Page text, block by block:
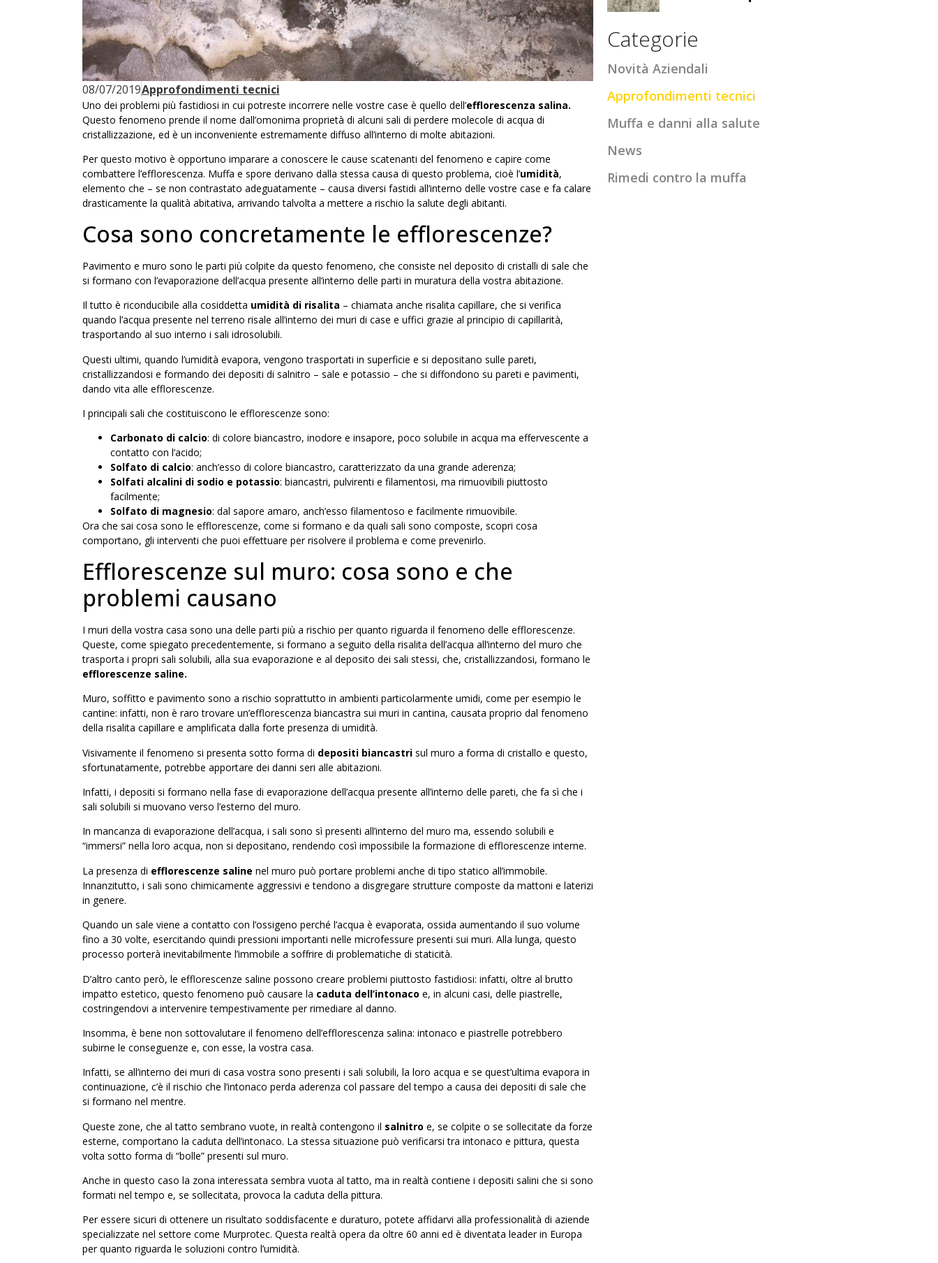
08/07/2019Approfondimenti tecnici
Uno dei problemi più fastidiosi in cui potreste incorrere nelle vostre case è quello dell’efflorescenza salina.
Questo fenomeno prende il nome dall’omonima proprietà di alcuni sali di perdere molecole di acqua di
cristallizzazione, ed è un inconveniente estremamente diffuso all’interno di molte abitazioni.
Per questo motivo è opportuno imparare a conoscere le cause scatenanti del fenomeno e capire come
combattere l’efflorescenza. Muffa e spore derivano dalla stessa causa di questo problema, cioè l’umidità,
elemento che – se non contrastato adeguatamente – causa diversi fastidi all’interno delle vostre case e fa calare
drasticamente la qualità abitativa, arrivando talvolta a mettere a rischio la salute degli abitanti.
Cosa sono concretamente le efflorescenze?
Pavimento e muro sono le parti più colpite da questo fenomeno, che consiste nel deposito di cristalli di sale che
si formano con l’evaporazione dell’acqua presente all’interno delle parti in muratura della vostra abitazione.
Il tutto è riconducibile alla cosiddetta umidità di risalita – chiamata anche risalita capillare, che si verifica
quando l’acqua presente nel terreno risale all’interno dei muri di case e uffici grazie al principio di capillarità,
trasportando al suo interno i sali idrosolubili.
Questi ultimi, quando l’umidità evapora, vengono trasportati in superficie e si depositano sulle pareti,
cristallizzandosi e formando dei depositi di salnitro – sale e potassio – che si diffondono su pareti e pavimenti,
dando vita alle efflorescenze.
I principali sali che costituiscono le efflorescenze sono:
Carbonato di calcio: di colore biancastro, inodore e insapore, poco solubile in acqua ma effervescente a
contatto con l’acido;
Solfato di calcio: anch’esso di colore biancastro, caratterizzato da una grande aderenza;
Solfati alcalini di sodio e potassio: biancastri, pulvirenti e filamentosi, ma rimuovibili piuttosto
facilmente;
Solfato di magnesio: dal sapore amaro, anch’esso filamentoso e facilmente rimuovibile.
Ora che sai cosa sono le efflorescenze, come si formano e da quali sali sono composte, scopri cosa
comportano, gli interventi che puoi effettuare per risolvere il problema e come prevenirlo.
Efflorescenze sul muro: cosa sono e che
problemi causano
I muri della vostra casa sono una delle parti più a rischio per quanto riguarda il fenomeno delle efflorescenze.
Queste, come spiegato precedentemente, si formano a seguito della risalita dell’acqua all’interno del muro che
trasporta i propri sali solubili, alla sua evaporazione e al deposito dei sali stessi, che, cristallizzandosi, formano le
efflorescenze saline.
Muro, soffitto e pavimento sono a rischio soprattutto in ambienti particolarmente umidi, come per esempio le
cantine: infatti, non è raro trovare un’efflorescenza biancastra sui muri in cantina, causata proprio dal fenomeno
della risalita capillare e amplificata dalla forte presenza di umidità.
Visivamente il fenomeno si presenta sotto forma di depositi biancastrisul muro a forma di cristallo e questo,
sfortunatamente, potrebbe apportare dei danni seri alle abitazioni.
Infatti, i depositi si formano nella fase di evaporazione dell’acqua presente all’interno delle pareti, che fa sì che i
sali solubili si muovano verso l’esterno del muro.
In mancanza di evaporazione dell’acqua, i sali sono sì presenti all’interno del muro ma, essendo solubili e
“immersi” nella loro acqua, non si depositano, rendendo così impossibile la formazione di efflorescenze interne.
La presenza di efflorescenze saline nel muro può portare problemi anche di tipo statico all’immobile.
Innanzitutto, i sali sono chimicamente aggressivi e tendono a disgregare strutture composte da mattoni e laterizi
in genere.
Quando un sale viene a contatto con l’ossigeno perché l’acqua è evaporata, ossida aumentando il suo volume
fino a 30 volte, esercitando quindi pressioni importanti nelle microfessure presenti sui muri. Alla lunga, questo
processo porterà inevitabilmente l’immobile a soffrire di problematiche di staticità.
D’altro canto però, le efflorescenze saline possono creare problemi piuttosto fastidiosi: infatti, oltre al brutto
impatto estetico, questo fenomeno può causare la caduta dell’intonaco e, in alcuni casi, delle piastrelle,
costringendovi a intervenire tempestivamente per rimediare al danno.
Insomma, è bene non sottovalutare il fenomeno dell’efflorescenza salina: intonaco e piastrelle potrebbero
subirne le conseguenze e, con esse, la vostra casa.
Infatti, se all’interno dei muri di casa vostra sono presenti i sali solubili, la loro acqua e se quest’ultima evapora in
continuazione, c’è il rischio che l’intonaco perda aderenza col passare del tempo a causa dei depositi di sale che
si formano nel mentre.
Queste zone, che al tatto sembrano vuote, in realtà contengono il salnitro e, se colpite o se sollecitate da forze
esterne, comportano la caduta dell’intonaco. La stessa situazione può verificarsi tra intonaco e pittura, questa
volta sotto forma di “bolle” presenti sul muro.
Anche in questo caso la zona interessata sembra vuota al tatto, ma in realtà contiene i depositi salini che si sono
formati nel tempo e, se sollecitata, provoca la caduta della pittura.
Per essere sicuri di ottenere un risultato soddisfacente e duraturo, potete affidarvi alla professionalità di aziende
specializzate nel settore come Murprotec. Questa realtà opera da oltre 60 anni ed è diventata leader in Europa
per quanto riguarda le soluzioni contro l’umidità.
Categorie
Novità Aziendali
Approfondimenti tecnici
Muffa e danni alla salute
News
Rimedi contro la muffa